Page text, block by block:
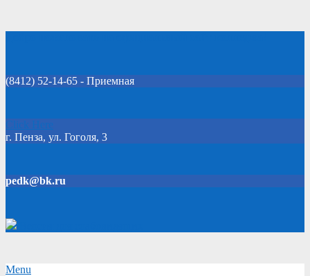
(8412) 52-14-65 - Приемная
Click Here
г. Пенза, ул. Гоголя, 3
pedk@bk.ru
Secondary
Menu